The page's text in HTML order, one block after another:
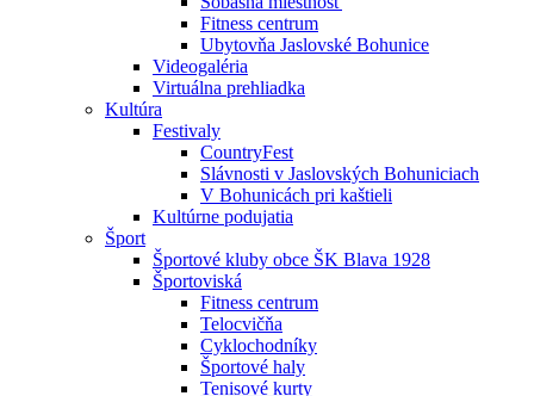
Fitness centrum
Ubytovňa Jaslovské Bohunice
Videogaléria
Virtuálna prehliadka
Kultúra
Festivaly
CountryFest
Slávnosti v Jaslovských Bohuniciach
V Bohunicách pri kaštieli
Kultúrne podujatia
Šport
Športové kluby obce ŠK Blava 1928
Športoviská
Fitness centrum
Telocvičňa
Cyklochodníky
Športové haly
Tenisové kurty